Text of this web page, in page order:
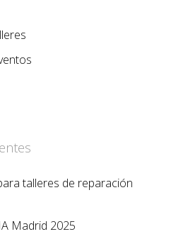
talleres de reparación
Madrid 2025